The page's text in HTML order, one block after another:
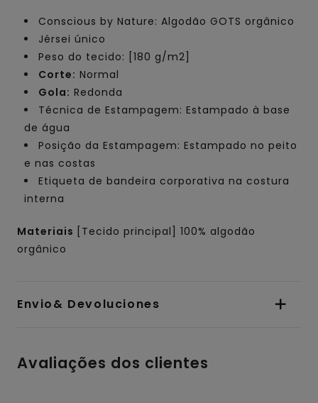
Conscious by Nature: Algodão GOTS orgânico
Jérsei único
Peso do tecido: [180 g/m2]
Corte: Normal
Gola: Redonda
Técnica de Estampagem: Estampado à base
de água
Posição da Estampagem: Estampado no peito
e nas costas
Etiqueta de bandeira corporativa na costura
interna
Materiais [Tecido principal] 100% algodão
orgânico
Envio& Devoluciones
Avaliações dos clientes